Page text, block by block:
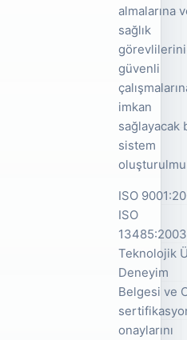
almalarına
sağlık
güvenli
imkan
sağlayacak
sistem
ISO
ISO
Teknolojik
Deneyim
Belgesi ve
onaylarını